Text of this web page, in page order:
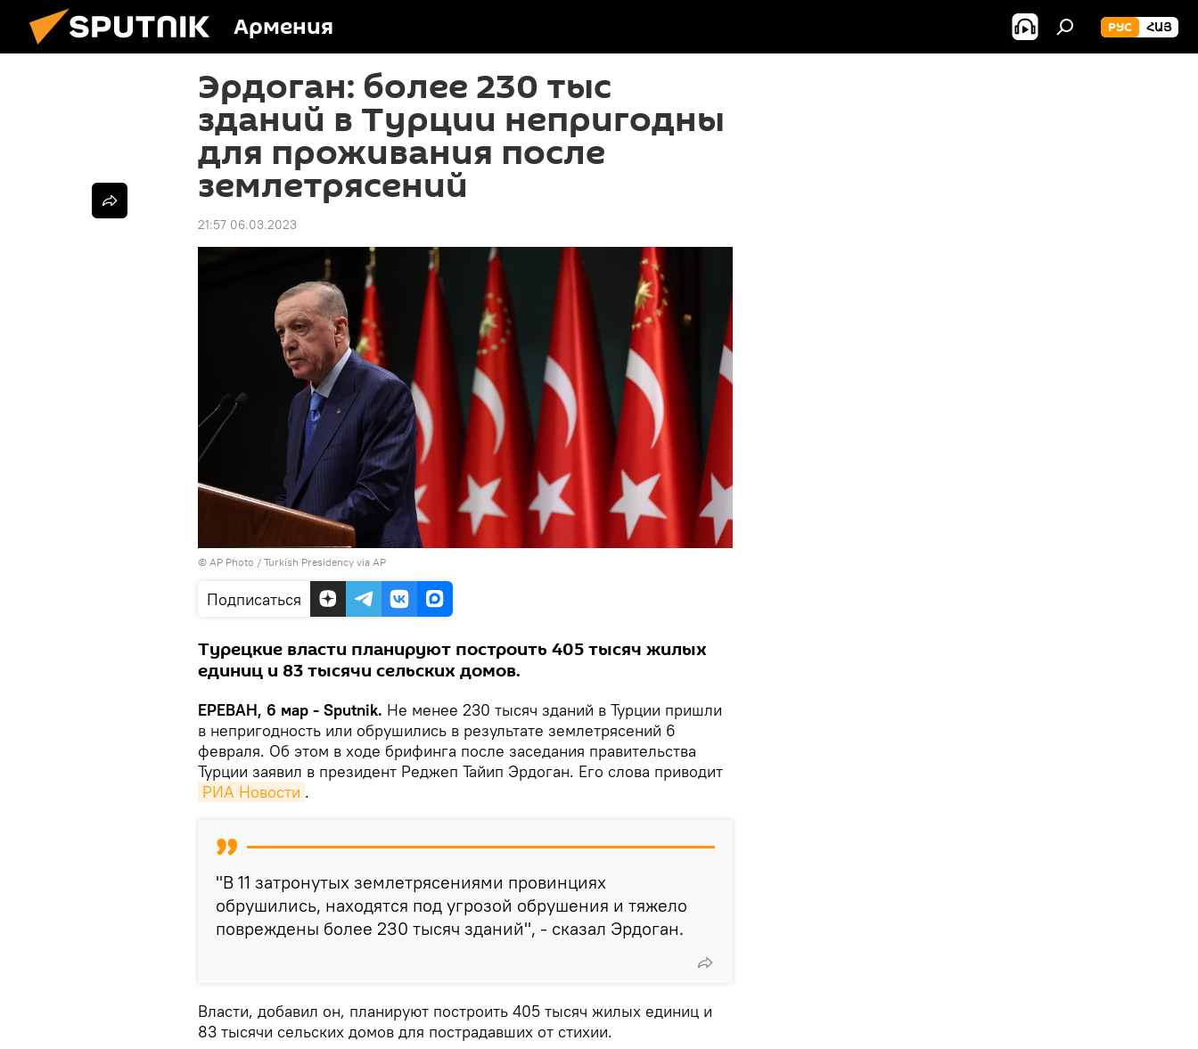
Армения РУС ՀԱՅ
Эрдоган: более 230 тыс
зданий в Турции непригодны
для проживания после
землетрясений
21:57 06.03.2023
© AP Photo / Turkish Presidency via AP
Подписаться
Турецкие власти планируют построить 405 тысяч жилых
единиц и 83 тысячи сельских домов.
ЕРЕВАН, 6 мар - Sputnik. Не менее 230 тысяч зданий в Турции пришли
в непригодность или обрушились в результате землетрясений 6
февраля. Об этом в ходе брифинга после заседания правительства
Турции заявил в президент Реджеп Тайип Эрдоган. Его слова приводит
РИА Новости .
"В 11 затронутых землетрясениями провинциях
обрушились, находятся под угрозой обрушения и тяжело
повреждены более 230 тысяч зданий", - сказал Эрдоган.
Власти, добавил он, планируют построить 405 тысяч жилых единиц и
83 тысячи сельских домов для пострадавших от стихии.